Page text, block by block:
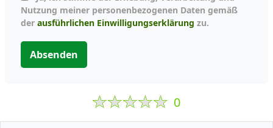
Nutzung meiner personenbezogenen Daten gemäß
der ausführlichen Einwilligungserklärung zu.
Absenden
0